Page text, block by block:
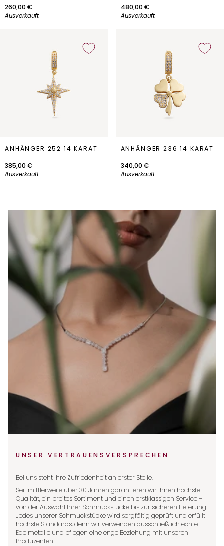
14
Karat
260,00 €
Ausverkauft
14
Karat
480,00 €
Ausverkauft
Anhänger
252
14
Karat
ANHÄNGER 252 14 KARAT
385,00 €
Ausverkauft
Anhänger
236
14
Karat
ANHÄNGER 236 14 KARAT
340,00 €
Ausverkauft
UNSER VERTRAUENSVERSPRECHEN
Bei uns steht Ihre Zufriedenheit an erster Stelle.
Seit mittlerweile über 30 Jahren garantieren wir Ihnen höchste
Qualität, ein breites Sortiment und einen erstklassigen Service –
von der Auswahl Ihrer Schmuckstücke bis zur sicheren Lieferung.
Jedes unserer Schmuckstücke wird sorgfältig geprüft und erfüllt
höchste Standards, denn wir verwenden ausschließlich echte
Edelmetalle und pflegen eine enge Beziehung mit unseren
Produzenten.